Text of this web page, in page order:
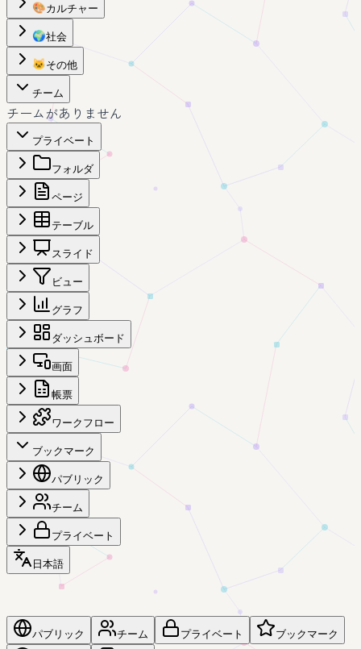
🎨カルチャー
🌍社会
🐱 その他
チーム
チームがありません
プライベート
フォルダ
ページ
テーブル
スライド
ビュー
グラフ
ダッシュボード
画面
帳票
ワークフロー
ブックマーク
パブリック
チーム
プライベート
日本語
パブリック チーム プライベート ブックマーク